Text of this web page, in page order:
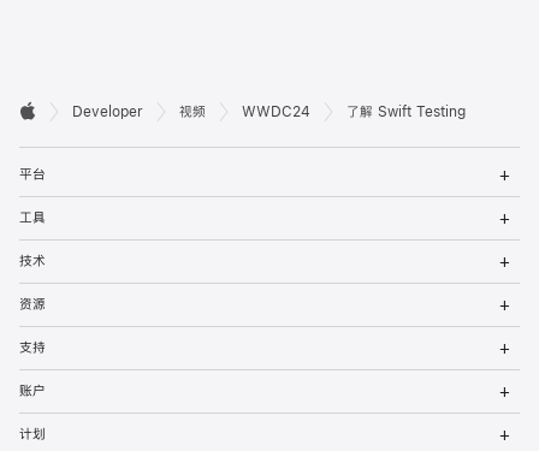
开
发
者
页
脚

Developer 视频 WWDC24 了解 Swift Testing
平台
菜
工具
菜
技术
菜
资源
菜
支持
菜
账户
菜
计划